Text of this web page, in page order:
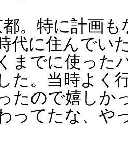
都。特に計画
代に住んでい
までに使った
た。当時よく
たので嬉しか
ってたな、や